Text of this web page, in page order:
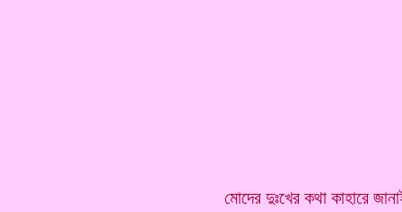
মোদের দুঃখের কথা কাহারে
*